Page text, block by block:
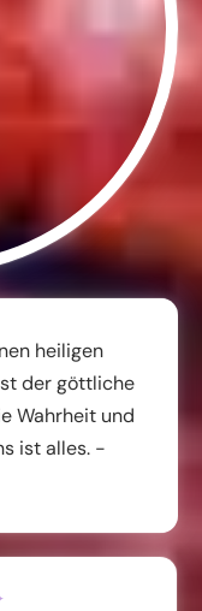
heiligen
der göttliche
Wahrheit und
ist alles. -